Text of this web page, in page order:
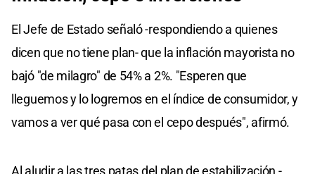
El Jefe de Estado señaló -respondiendo a quienes
dicen que no tiene plan- que la inflación mayorista no
bajó "de milagro" de 54% a 2%. "Esperen que
lleguemos y lo logremos en el índice de consumidor, y
vamos a ver qué pasa con el cepo después", afirmó.
Al aludir a las tres patas del plan de estabilización -